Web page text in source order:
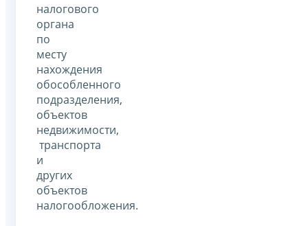
налогового
органа
по
месту
нахождения
обособленного
подразделения,
объектов
недвижимости,
транспорта
и
других
объектов
налогообложения.